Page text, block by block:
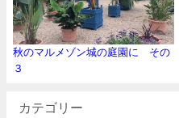
秋のマルメゾン城の庭園に その
３
カテゴリー